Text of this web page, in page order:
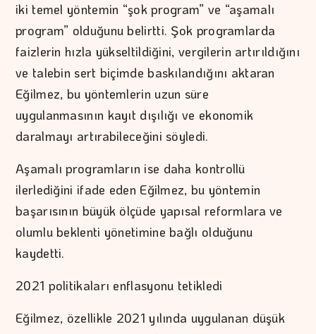
iki temel yöntemin “şok program” ve “aşamalı
program” olduğunu belirtti. Şok programlarda
faizlerin hızla yükseltildiğini, vergilerin artırıldığını
ve talebin sert biçimde baskılandığını aktaran
Eğilmez, bu yöntemlerin uzun süre
uygulanmasının kayıt dışılığı ve ekonomik
daralmayı artırabileceğini söyledi.
Aşamalı programların ise daha kontrollü
ilerlediğini ifade eden Eğilmez, bu yöntemin
başarısının büyük ölçüde yapısal reformlara ve
olumlu beklenti yönetimine bağlı olduğunu
kaydetti.
2021 politikaları enflasyonu tetikledi
Eğilmez, özellikle 2021 yılında uygulanan düşük